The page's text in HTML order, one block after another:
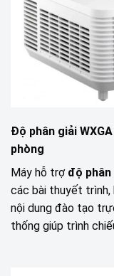
Độ phân giải
phòng
Máy hỗ trợ độ phân
các bài thuyết trình,
nội dung đào tạo
thống giúp trình